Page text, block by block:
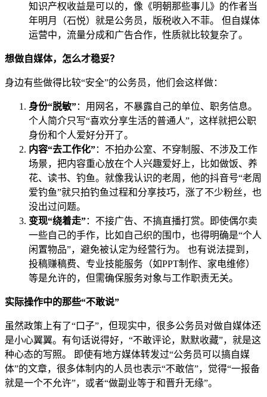
知识产权收益是可以的，像《明朝那些事儿》的作者当
年明月（石悦）就是公务员，版税收入不菲。 但自媒体
运营中，流量分成和广告合作，性质就比较复杂了。
想做自媒体，怎么才稳妥？
身边有些做得比较“安全”的公务员，他们会这样做：
身份“脱敏”：用网名，不暴露自己的单位、职务信息。
个人简介只写“喜欢分享生活的普通人”，这样就把公职
身份和个人爱好分开了。
内容“去工作化”：不拍办公室、不穿制服、不涉及工作
场景，把内容重心放在个人兴趣爱好上，比如做饭、养
花、读书、钓鱼。就像我认识的老周，他的抖音号“老周
爱钓鱼”就只拍钓鱼过程和分享技巧，涨了不少粉丝，也
没出过问题。
变现“绕着走”：不接广告、不搞直播打赏。即使偶尔卖
一些自己的手作，比如自己织的围巾，也得明确是“个人
闲置物品”，避免被认定为经营行为。 也有说法提到，
投稿赚稿费、专业技能服务（如PPT制作、家电维修）
等是允许的，但需确保服务对象与工作职责无关。
实际操作中的那些“不敢说”
虽然政策上有了“口子”，但现实中，很多公务员对做自媒体还
是小心翼翼。有句话说得好，“不敢评论，默默收藏”，就是这
种心态的写照。 即使有地方媒体转发过“公务员可以搞自媒
体”的文章，很多体制内的人员也表示“不敢信”，觉得“一报备
就是一个不允许”，或者“做副业等于和晋升无缘”。